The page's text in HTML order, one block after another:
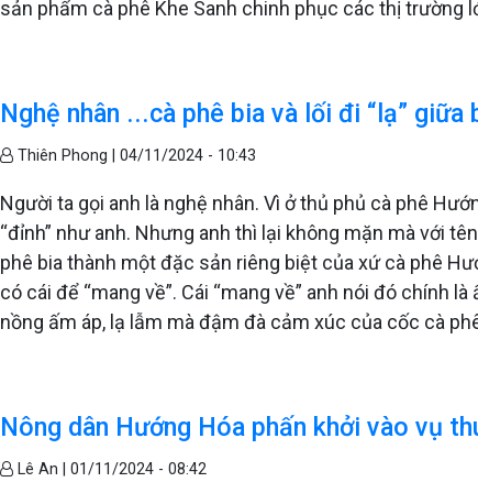
sản phẩm cà phê Khe Sanh chinh phục các thị trường
Nghệ nhân ...cà phê bia và lối đi “lạ” giữa
Thiên Phong |04/11/2024 - 10:43
Người ta gọi anh là nghệ nhân. Vì ở thủ phủ cà phê
“đỉnh” như anh. Nhưng anh thì lại không mặn mà với
phê bia thành một đặc sản riêng biệt của xứ cà phê
có cái để “mang về”. Cái “mang về” anh nói đó chính
nồng ấm áp, lạ lẫm mà đậm đà cảm xúc của cốc cà
Nông dân Hướng Hóa phấn khởi vào vụ
Lê An |01/11/2024 - 08:42